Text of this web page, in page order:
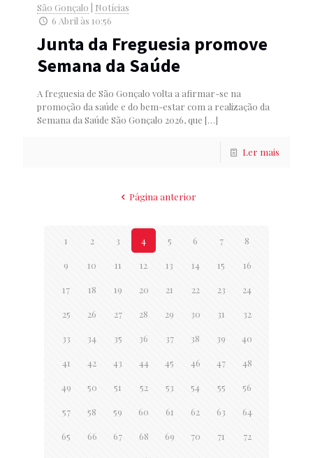
São Gonçalo
Notícias
6 Abril às 10:56
Junta da Freguesia promove
Semana da Saúde
A freguesia de São Gonçalo volta a afirmar-se na
promoção da saúde e do bem-estar com a realização da
Semana da Saúde São Gonçalo 2026, que […]
Ler mais
Página anterior
1 2 3 4 5 6 7 8
9 10 11 12 13 14 15 16
17 18 19 20 21 22 23 24
25 26 27 28 29 30 31 32
33 34 35 36 37 38 39 40
41 42 43 44 45 46 47 48
49 50 51 52 53 54 55 56
57 58 59 60 61 62 63 64
65 66 67 68 69 70 71 72